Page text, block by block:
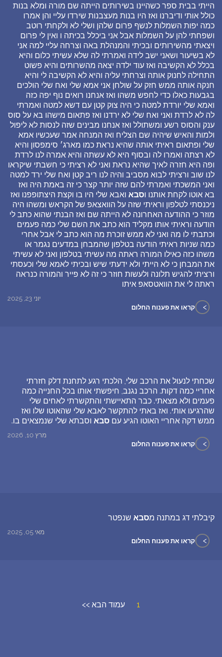
הייתי בבית ספר כשהיינו בשירותים הייתה שם מורה ומלא בנות
כולל אותי ודיברנו ואז היו בנות מעצבנות שירדו עליי והן אמרו
כמה יפות השמלות לנשף פרום שלהן ושלי לא ולקחתי רוטב
ושפחתי להן על השמלות אבל אני ביכלל בכיתה ו ואין לי פרום
ויצאתי מהשירותים ובכיתי והמנהלת באה וצרחה עליי למה אני
לא בשיעור ושאני ישב לידה ואמרתי לה שלא עשיתי כלום והיא
בכלל לא הקשיבה ואז עוד ילדה יצאה מהשרותים והיא פשוט
התחילה לחנוק אותה וצרחתי עליה והיא לא הקשיבה לי והיא
חנקה אותה ממש חזק על שולחן אני אמא שלי ואח שלי הולכים
בגבעות כאלו כדי לחפש משהו ואז אנחנו רואים נוף יפה כזה
ואמא שלי יורדת למטה כי היה צוק קטן עם דשא למטה ואמרתי
לה לא לרדת ואני ואח שלי לא ירדנו ואז פתאום מישהו בא על סוס
ענק והסוס רשע ומשתולל ואז אנחנו מבינים שזה לנסות לא ליפול
ולמות והאיש שיהיה שם הצליח ואז המנחה אמר שעכשיו אמא
שלי ופתאום ראיתי אותה שהיא נראת כמו מארג׳ סימפסון והיא
לא רצתה ואמרו לה ובסוף היא לא עשתה והיא אמרה לנו לרדת
ופה היא חזרה לאיך שהיא נראת ואני לא רציתי כי חשבתי שיקראו
לנו שוב ורציתי לבוא מסביב והיה לנו ריב קטן ואח שלי ירד למטה
ואני המשכתי ואמרתי להם שזה יותר קצר כי זה באמת היה ואז
בא אוטו לקחת אותנו וסבא ואבא שלי היו בו וקצת היצתופפנו ואז
ניכנסתי לטלפון וראיתי שזה על הוואצאפ של הקראש ומשהו היה
מוזר כי ההודעה האחרונה לא הייתה שם ואז הבנתי שהוא כתב לי
הודעה וראיתי אותו מקליד הוא כתב את השם שלי כמה פעמים
וכתבתי לו מה ואני לא ממש זוכרת מה הוא כתב לי אבל אחרי
כמה שניות ראיתי הודעה בטלפון שהמבחן במדעים נגמר או
משהו כזה כאילו המורה ראתה מה עשיתי בטלפון ואני לא עשיתי
את המבחן כי לא הייתי ולא ידעתי שיש ובכיתי לאמא שלי וכעסתי
ורציתי להגיש תלונה ולעשות חוזר כי זה לא פייר והמורה כנראה
ראתה לי את הוואטסאפ איתו
יוני 23, 2025
> קראו את פענוח החלום
שכחתי לנעול את הרכב שלי, הלכתי רגע לתחנת דלק חזרתי
אחריי כמה דקות. הרכב נגנב, חיפשתי אותו בכל החנייה כמה
פעמים ולא מצאתי. כבר התאיישתי והתקשרתי לאחים שלי
שהרגיעו אותי. ואז באתי להתקשר לאבא שלי שהאוטו שלו ואז
ממש דקה אחריי האוטו הגיע עם סבא וסבתא שלי שנמצאים בו.
מרץ 10, 2026
> קראו את פענוח החלום
קיבלתי דג במתנה מסבא שנפטר
מאי 05, 2025
> קראו את פענוח החלום
1 עמוד הבא >>